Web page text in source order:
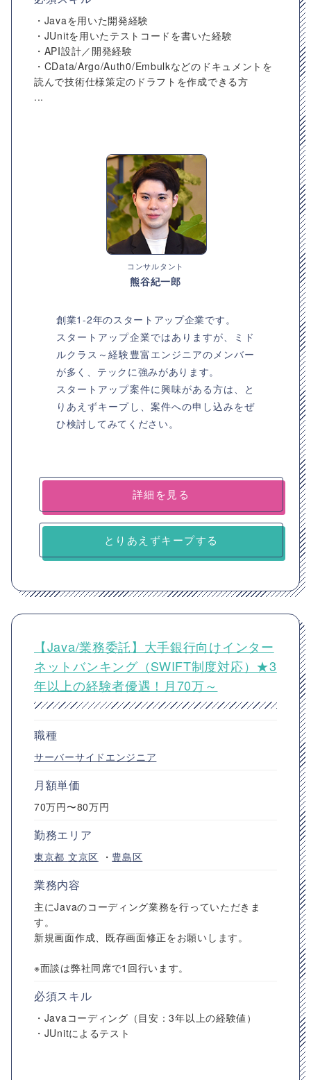
・Javaを用いた開発経験
・JUnitを用いたテストコードを書いた経験
・API設計／開発経験
・CData/Argo/Auth0/Embulkなどのドキュメントを
読んで技術仕様策定のドラフトを作成できる方
...
コンサルタント
熊谷紀一郎
創業1-2年のスタートアップ企業です。
スタートアップ企業ではありますが、ミド
ルクラス～経験豊富エンジニアのメンバー
が多く、テックに強みがあります。
スタートアップ案件に興味がある方は、と
りあえずキープし、案件への申し込みをぜ
ひ検討してみてください。
詳細を見る
とりあえずキープする
【Java/業務委託】大手銀行向けインター
ネットバンキング（SWIFT制度対応）★3
年以上の経験者優遇！月70万～
職種
サーバーサイドエンジニア
月額単価
70万円〜80万円
勤務エリア
東京都 文京区 ・ 豊島区
業務内容
主にJavaのコーディング業務を行っていただきま
す。
新規画面作成、既存画面修正をお願いします。
※面談は弊社同席で1回行います。
必須スキル
・Javaコーディング（目安：3年以上の経験値）
・JUnitによるテスト